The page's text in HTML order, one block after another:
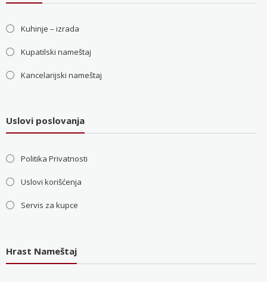
Kuhinje – izrada
Kupatilski nameštaj
Kancelarijski nameštaj
Uslovi poslovanja
Politika Privatnosti
Uslovi korišćenja
Servis za kupce
Hrast Nameštaj